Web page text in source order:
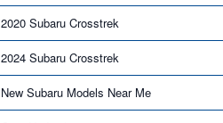
2020 Subaru Crosstrek
2024 Subaru Crosstrek
New Subaru Models Near Me